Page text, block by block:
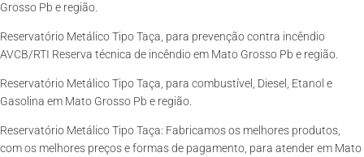
Grosso Pb e região.
Reservatório Metálico Tipo Taça, para prevenção contra incêndio
AVCB/RTI Reserva técnica de incêndio em Mato Grosso Pb e região.
Reservatório Metálico Tipo Taça, para combustível, Diesel, Etanol e
Gasolina em Mato Grosso Pb e região.
Reservatório Metálico Tipo Taça: Fabricamos os melhores produtos,
com os melhores preços e formas de pagamento, para atender em Mato